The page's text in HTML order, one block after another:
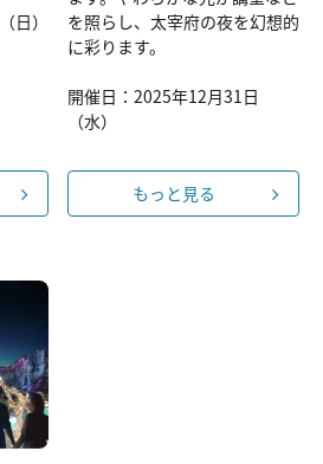
日）
を照らし、太宰府の夜を幻想的
に彩ります。
開催日：2025年12月31日
（水）
もっと見る